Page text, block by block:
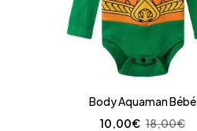
Body Aquaman Bébé
18,00€
10,00€